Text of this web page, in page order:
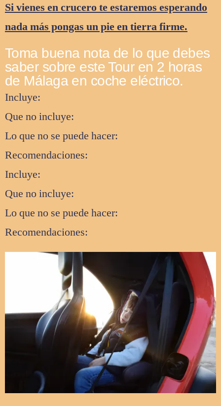
Si vienes en crucero te estaremos esperando
nada más pongas un pie en tierra firme.
Toma buena nota de lo que debes
saber sobre este Tour en 2 horas
de Málaga en coche eléctrico.
Incluye:
Que no incluye:
Lo que no se puede hacer:
Recomendaciones:
Incluye:
Que no incluye:
Lo que no se puede hacer:
Recomendaciones: